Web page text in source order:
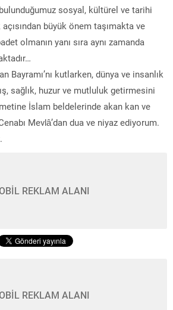
sosyal, kültürel ve tarihi
büyük önem taşımakta ve
olmanın yanı sıra aynı zamanda
Bayramı’nı kutlarken, dünya ve insanlık
sağlık, huzur ve mutluluk getirmesini
İslam beldelerinde akan kan ve
Mevlâ’dan dua ve niyaz ediyorum.
REKLAM ALANI
REKLAM ALANI